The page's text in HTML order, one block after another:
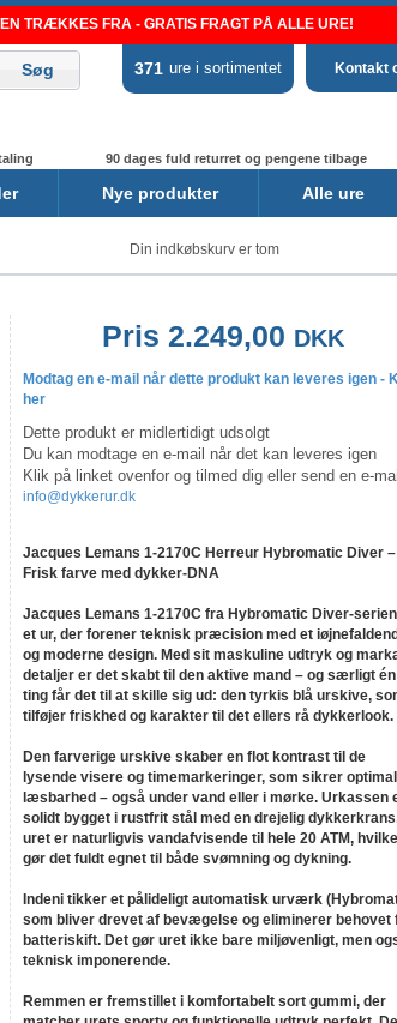
TRÆKKES FRA - GRATIS FRAGT PÅ ALLE URE!
Kontakt
371 ure i sortimentet
90 dages fuld returret og pengene tilbage
Nye produkter Alle ure
Din indkøbskurv er tom
Pris 2.249,00 DKK
Modtag en e-mail når dette produkt kan leveres igen -
her
Dette produkt er midlertidigt udsolgt
Du kan modtage en e-mail når det kan leveres igen
Klik på linket ovenfor og tilmed dig eller send en e-
info@dykkerur.dk
Jacques Lemans 1-2170C Herreur Hybromatic Diver –
Frisk farve med dykker-DNA
Jacques Lemans 1-2170C fra Hybromatic Diver-
et ur, der forener teknisk præcision med et
og moderne design. Med sit maskuline udtryk og
detaljer er det skabt til den aktive mand – og særligt én
ting får det til at skille sig ud: den tyrkis blå urskive,
tilføjer friskhed og karakter til det ellers rå dykkerlook.
Den farverige urskive skaber en flot kontrast til de
lysende visere og timemarkeringer, som sikrer optimal
læsbarhed – også under vand eller i mørke. Urkassen
solidt bygget i rustfrit stål med en drejelig
uret er naturligvis vandafvisende til hele 20 ATM,
gør det fuldt egnet til både svømning og dykning.
Indeni tikker et pålideligt automatisk urværk
som bliver drevet af bevægelse og eliminerer behovet
batteriskift. Det gør uret ikke bare miljøvenligt, men
teknisk imponerende.
Remmen er fremstillet i komfortabelt sort gummi, der